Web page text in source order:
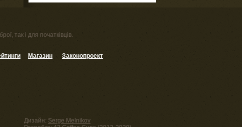
так і для початківців.
Магазин Законопроект
Дизайн: Serge Melnikov